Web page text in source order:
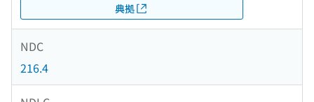
典拠
NDC
216.4